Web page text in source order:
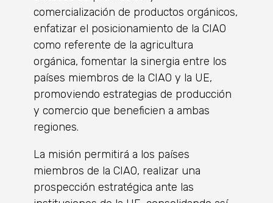
comercialización de productos orgánicos,
enfatizar el posicionamiento de la CIAO
como referente de la agricultura
orgánica, fomentar la sinergia entre los
países miembros de la CIAO y la UE,
promoviendo estrategias de producción
y comercio que beneficien a ambas
regiones.
La misión permitirá a los países
miembros de la CIAO, realizar una
prospección estratégica ante las